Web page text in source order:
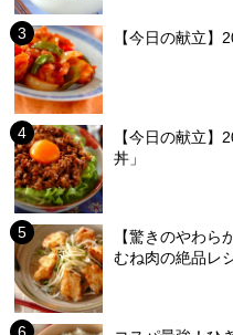
【今日の献立】
【今日の献立
丼」
【驚きのやわ
むね肉の絶品レ